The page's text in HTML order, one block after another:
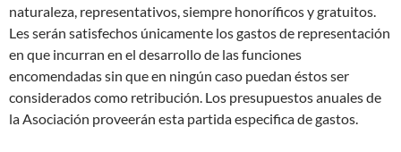
naturaleza, representativos, siempre honoríficos y gratuitos.
Les serán satisfechos únicamente los gastos de representación
en que incurran en el desarrollo de las funciones
encomendadas sin que en ningún caso puedan éstos ser
considerados como retribución. Los presupuestos anuales de
la Asociación proveerán esta partida especifica de gastos.